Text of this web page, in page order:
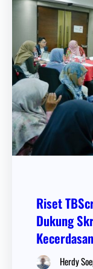
Riset
Dukung
Herdy